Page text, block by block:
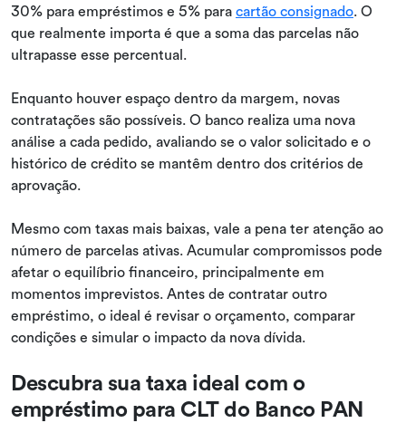
30% para empréstimos e 5% para cartão consignado. O
que realmente importa é que a soma das parcelas não
ultrapasse esse percentual.
Enquanto houver espaço dentro da margem, novas
contratações são possíveis. O banco realiza uma nova
análise a cada pedido, avaliando se o valor solicitado e o
histórico de crédito se mantêm dentro dos critérios de
aprovação.
Mesmo com taxas mais baixas, vale a pena ter atenção ao
número de parcelas ativas. Acumular compromissos pode
afetar o equilíbrio financeiro, principalmente em
momentos imprevistos. Antes de contratar outro
empréstimo, o ideal é revisar o orçamento, comparar
condições e simular o impacto da nova dívida.
Descubra sua taxa ideal com o
empréstimo para CLT do Banco PAN